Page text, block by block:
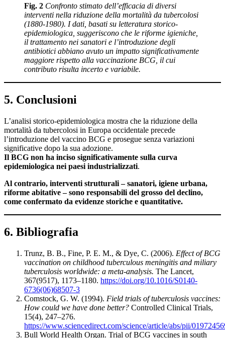
Fig. 2 Confronto stimato dell’efficacia di diversi
interventi nella riduzione della mortalità da tubercolosi
(1880-1980). I dati, basati su letteratura storico-
epidemiologica, suggeriscono che le riforme igieniche,
il trattamento nei sanatori e l’introduzione degli
antibiotici abbiano avuto un impatto significativamente
maggiore rispetto alla vaccinazione BCG, il cui
contributo risulta incerto e variabile.
5. Conclusioni
L’analisi storico-epidemiologica mostra che la riduzione della
mortalità da tubercolosi in Europa occidentale precede
l’introduzione del vaccino BCG e prosegue senza variazioni
significative dopo la sua adozione.
Il BCG non ha inciso significativamente sulla curva
epidemiologica nei paesi industrializzati.
Al contrario, interventi strutturali – sanatori, igiene urbana,
riforme abitative – sono responsabili del grosso del declino,
come confermato da evidenze storiche e quantitative.
6. Bibliografia
Trunz, B. B., Fine, P. E. M., & Dye, C. (2006). Effect of BCG
vaccination on childhood tuberculous meningitis and miliary
tuberculosis worldwide: a meta-analysis. The Lancet,
367(9517), 1173–1180. https://doi.org/10.1016/S0140-
6736(06)68507-3
Comstock, G. W. (1994). Field trials of tuberculosis vaccines:
How could we have done better? Controlled Clinical Trials,
15(4), 247–276.
https://www.sciencedirect.com/science/article/abs/pii/
Bull World Health Organ. Trial of BCG vaccines in south